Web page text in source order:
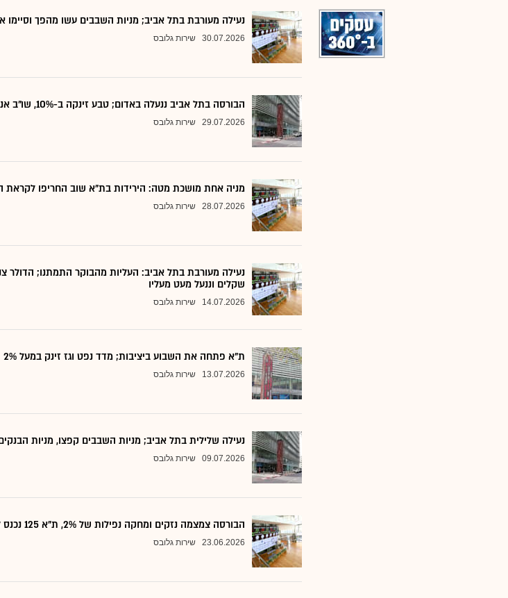
נעילה מעורבת בתל אביב; מניות השבבים עשו מהפך וסיימו
30.07.2026 שירות גלובס
הבורסה בתל אביב ננעלה באדום; טבע זינקה ב-10%, שו"ב אנרגיה קפצה
29.07.2026 שירות גלובס
מניה אחת מושכת מטה: הירידות בת"א שוב החריפו לקראת
28.07.2026 שירות גלובס
שקלים וננעל מעט מעליו
14.07.2026 שירות גלובס
ת"א פתחה את השבוע ביציבות; מדד נפט וגז זינק במעל 2%
13.07.2026 שירות גלובס
נעילה שלילית בתל אביב; מניות השבבים קפצו, מניות הבנקים
09.07.2026 שירות גלובס
הבורסה צמצמה נזקים ומחקה נפילות של 2%, ת"א 125 נכנס ל"תיקון"
23.06.2026 שירות גלובס